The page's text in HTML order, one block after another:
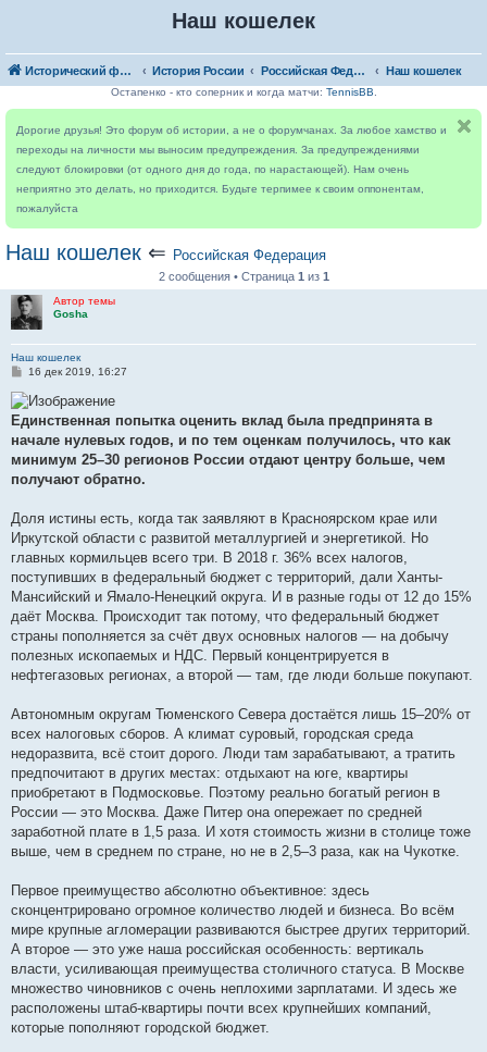
Наш кошелек
Исторический форум История России Российская Федерация Наш кошелек
Остапенко - кто соперник и когда матчи: TennisBB
Дорогие друзья! Это форум об истории, а не о форумчанах. За любое хамство и
переходы на личности мы выносим предупреждения. За предупреждениями
следуют блокировки (от одного дня до года, по нарастающей). Нам очень
неприятно это делать, но приходится. Будьте терпимее к своим оппонентам,
пожалуйста
Наш кошелек ⇐ Российская Федерация
2 сообщения • Страница 1 из 1
Автор темы
Gosha
Наш кошелек
С
о
б
щ
е
н
и
е
16 дек 2019, 16:27
Единственная попытка оценить вклад была предпринята в
начале нулевых годов, и по тем оценкам получилось, что как
минимум 25–30 регионов России отдают центру больше, чем
получают обратно.
Доля истины есть, когда так заявляют в Красноярском крае или
Иркутской области с развитой металлургией и энергетикой. Но
главных кормильцев всего три. В 2018 г. 36% всех налогов,
поступивших в федеральный бюджет с территорий, дали Ханты-
Мансийский и Ямало-Ненецкий округа. И в разные годы от 12 до 15%
даёт Москва. Происходит так потому, что федеральный бюджет
страны пополняется за счёт двух основных налогов — на добычу
полезных ископаемых и НДС. Первый концентрируется в
нефтегазовых регионах, а второй — там, где люди больше покупают.
Автономным округам Тюменского Севера достаётся лишь 15–20% от
всех налоговых сборов. А климат суровый, городская среда
недоразвита, всё стоит дорого. Люди там зарабатывают, а тратить
предпочитают в других местах: отдыхают на юге, квартиры
приобретают в Подмосковье. Поэтому реально богатый регион в
России — это Москва. Даже Питер она опережает по средней
заработной плате в 1,5 раза. И хотя стоимость жизни в столице тоже
выше, чем в среднем по стране, но не в 2,5–3 раза, как на Чукотке.
Первое преимущество абсолютно объективное: здесь
сконцентрировано огромное количество людей и бизнеса. Во всём
мире крупные агломерации развиваются быстрее других территорий.
А второе — это уже наша российская особенность: вертикаль
власти, усиливающая преимущества столичного статуса. В Москве
множество чиновников с очень неплохими зарплатами. И здесь же
расположены штаб-квартиры почти всех крупнейших компаний,
которые пополняют городской бюджет.